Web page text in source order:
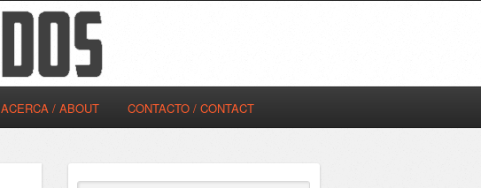
ACERCA / ABOUT CONTACTO / CONTACT